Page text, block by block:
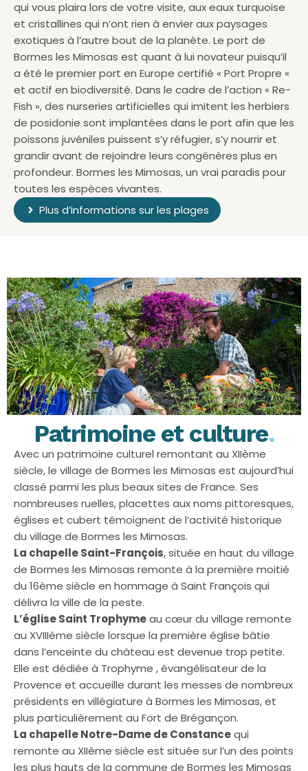
qui vous plaira lors de votre visite, aux eaux turquoise
et cristallines qui n’ont rien à envier aux paysages
exotiques à l’autre bout de la planète. Le port de
Bormes les Mimosas est quant à lui novateur puisqu’il
a été le premier port en Europe certifié « Port Propre «
et actif en biodiversité. Dans le cadre de l’action « Re-
Fish », des nurseries artificielles qui imitent les herbiers
de posidonie sont implantées dans le port afin que les
poissons juvéniles puissent s’y réfugier, s’y nourrir et
grandir avant de rejoindre leurs congénères plus en
profondeur. Bormes les Mimosas, un vrai paradis pour
toutes les espèces vivantes.
Plus d’informations sur les plages
Patrimoine et culture.
Avec un patrimoine culturel remontant au XIIème
siècle, le village de Bormes les Mimosas est aujourd’hui
classé parmi les plus beaux sites de France. Ses
nombreuses ruelles, placettes aux noms pittoresques,
églises et cubert témoignent de l’activité historique
du village de Bormes les Mimosas.
La chapelle Saint-François, située en haut du village
de Bormes les Mimosas remonte à la première moitié
du 16ème siècle en hommage à Saint François qui
délivra la ville de la peste.
L’église Saint Trophymeau cœur du village remonte
au XVIIIème siècle lorsque la première église bâtie
dans l’enceinte du château est devenue trop petite.
Elle est dédiée à Trophyme , évangélisateur de la
Provence et accueille durant les messes de nombreux
présidents en villégiature à Bormes les Mimosas, et
plus particulièrement au Fort de Brégançon.
La chapelle Notre-Dame de Constancequi
remonte au XIIème siècle est située sur l’un des points
les plus hauts de la commune de Bormes les Mimosas